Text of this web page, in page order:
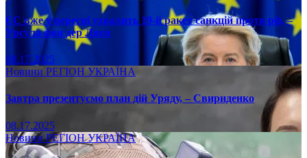
ЄС вже у вересні ухвалить 19-й ракет санкцій проти рф, –
Урсула фон дер Ляєн
08.17.2025
Новини РЕГІОН УКРАЇНА
Завтра презентуємо план дій Уряду, – Свириденко
08.17.2025
НовиниРЕГІОНУКРАЇНА